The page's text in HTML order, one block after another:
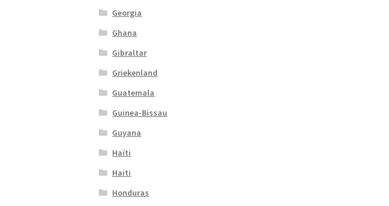
Georgia
Ghana
Gibraltar
Griekenland
Guatemala
Guinea-Bissau
Guyana
Haïti
Haiti
Honduras